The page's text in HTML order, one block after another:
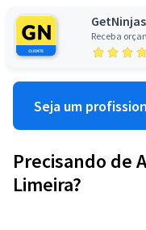
Receba
Seja um
Precisando de
Limeira?